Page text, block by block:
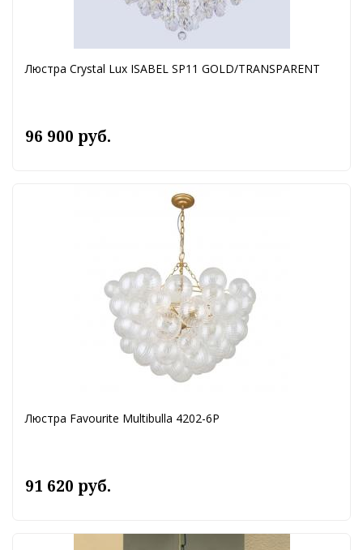
Люстра Crystal Lux ISABEL SP11 GOLD/TRANSPARENT
96 900 руб.
Люстра Favourite Multibulla 4202-6P
91 620 руб.